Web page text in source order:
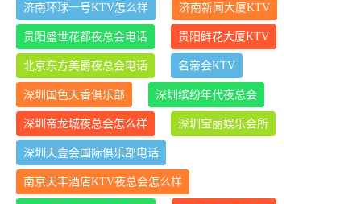
济南环球一号KTV怎么样 济南新闻大厦KTV
贵阳盛世花都夜总会电话 贵阳鲜花大厦KTV
北京东方美爵夜总会电话 名帝会KTV
深圳国色天香俱乐部 深圳缤纷年代夜总会
深圳帝龙城夜总会怎么样 深圳宝丽娱乐会所
深圳天壹会国际俱乐部电话
南京天丰酒店KTV夜总会怎么样